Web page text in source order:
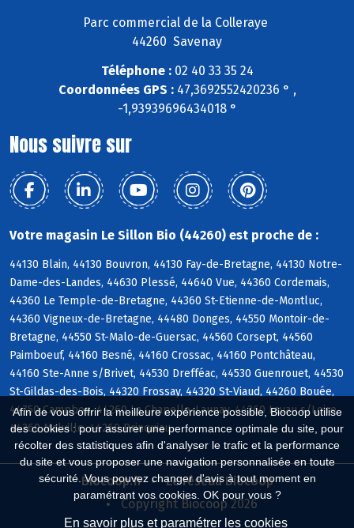
Afin de vous offrir la meilleure expérience possible, Biocoop utilise
des cookies : pour assurer une performance optimale du site, pour
récolter des statistiques afin d'analyser le trafic et la performance
du site et vous proposer une navigation personnalisée en toute
sécurité. Vous pouvez changer d'avis à tout moment en
paramétrant vos cookies. OK pour vous ?
En savoir plus et paramétrer les cookies
Parc commercial de la Colleraye
44260 Savenay
Téléphone :02 40 33 35 24
Coordonnées GPS :47,3692552420236 ° ,
-1,93939696434018 °
Nous suivre sur
Votre magasin Le Sillon Bio (44260) est proche de :
44130 Blain, 44130 Bouvron, 44130 Fay-de-Bretagne, 44130 Notre-
Dame-des-Landes, 44630 Plessé, 44640 Vue, 44360 Cordemais,
44360 Le Temple-de-Bretagne, 44360 St-Etienne-de-Montluc,
44360 Vigneux-de-Bretagne, 44480 Donges, 44550 Montoir-de-
Bretagne, 44550 St-Malo-de-Guersac, 44560 Corsept, 44560
Paimboeuf, 44160 Besné, 44160 Crossac, 44160 Pontchâteau,
44160 Ste-Anne s/Brivet, 44530 Drefféac, 44530 Guenrouet, 44530
St-Gildas-des-Bois, 44320 Frossay, 44320 St-Viaud, 44260 Bouée,
44750 Campbon, 44260 La Chapelle-Launay, 44260 Lavau s/Loire,
44260 Malville, 44260 Prinquiau
Biocoop.fr
Le réseau Biocoop
Copyright Biocoop 2026